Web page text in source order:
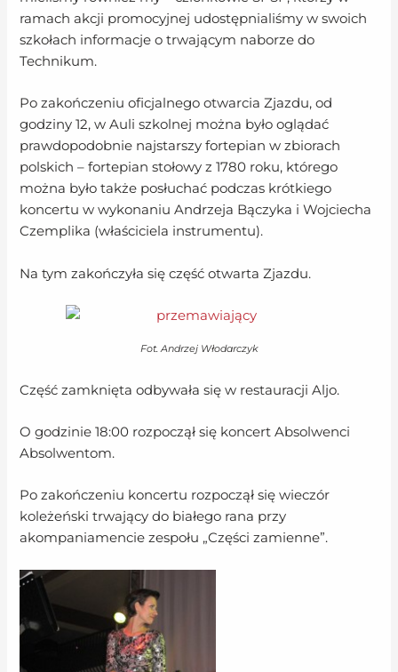
ramach akcji promocyjnej udostępnialiśmy w swoich
szkołach informacje o trwającym naborze do
Technikum.
Po zakończeniu oficjalnego otwarcia Zjazdu, od
godziny 12, w Auli szkolnej można było oglądać
prawdopodobnie najstarszy fortepian w zbiorach
polskich – fortepian stołowy z 1780 roku, którego
można było także posłuchać podczas krótkiego
koncertu w wykonaniu Andrzeja Bączyka i Wojciecha
Czemplika (właściciela instrumentu).
Na tym zakończyła się część otwarta Zjazdu.
Fot. Andrzej Włodarczyk
Część zamknięta odbywała się w restauracji Aljo.
O godzinie 18:00 rozpoczął się koncert Absolwenci
Absolwentom.
Po zakończeniu koncertu rozpoczął się wieczór
koleżeński trwający do białego rana przy
akompaniamencie zespołu „Części zamienne”.